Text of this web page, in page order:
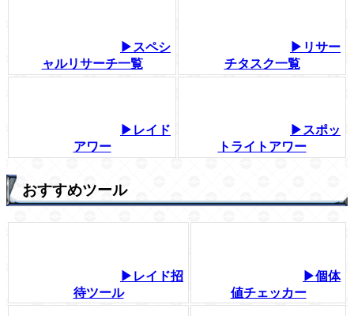
▶スペシ
ャルリサーチ一覧
▶リサー
チタスク一覧
▶レイド
アワー
▶スポッ
トライトアワー
おすすめツール
▶レイド招
待ツール
▶個体
値チェッカー